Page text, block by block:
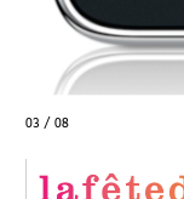
03 / 08